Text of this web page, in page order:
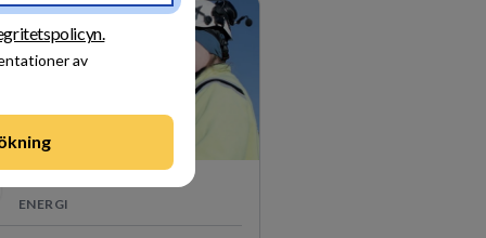
av
och kommersialisera
viktigaste tillgångar.
ENERGI